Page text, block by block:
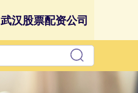
武汉股票配资公司